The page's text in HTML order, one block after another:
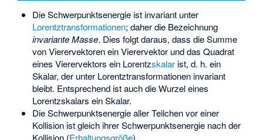
Die Schwerpunktsenergie ist invariant unter
Lorentztransformationen; daher die Bezeichnung
invariante Masse. Dies folgt daraus, dass die Summe
von Vierervektoren ein Vierervektor und das Quadrat
eines Vierervektors ein Lorentzskalarist, d. h. ein
Skalar, der unter Lorentztransformationen invariant
bleibt. Entsprechend ist auch die Wurzel eines
Lorentzskalars ein Skalar.
Die Schwerpunktsenergie aller Teilchen vor einer
Kollision ist gleich ihrer Schwerpunktsenergie nach der
Kollision (Erhaltungsgröße).